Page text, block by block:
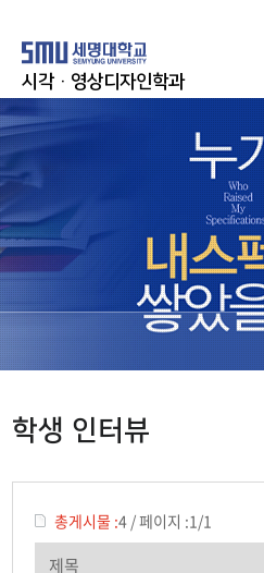
시각·영상디자인학과
학생 인터뷰
총게시물 :4 /페이지 :1/1